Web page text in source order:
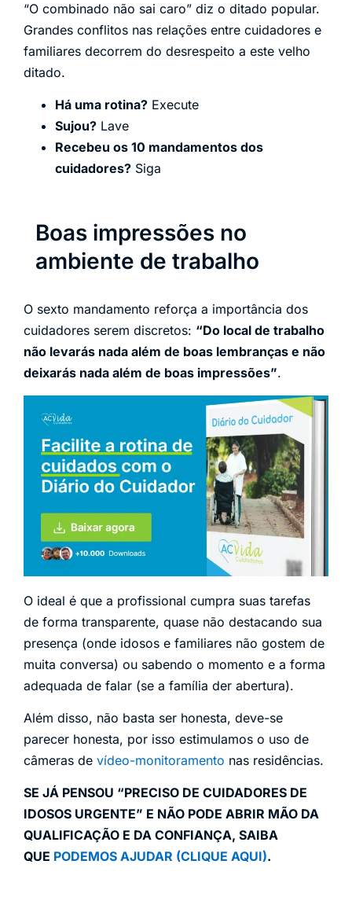
“O combinado não sai caro” diz o ditado popular.
Grandes conflitos nas relações entre cuidadores e
familiares decorrem do desrespeito a este velho
ditado.
Há uma rotina? Execute
Sujou? Lave
Recebeu os 10 mandamentos dos
cuidadores? Siga
Boas impressões no
ambiente de trabalho
O sexto mandamento reforça a importância dos
cuidadores serem discretos: “Do local de trabalho
não levarás nada além de boas lembranças e não
deixarás nada além de boas impressões”.
O ideal é que a profissional cumpra suas tarefas
de forma transparente, quase não destacando sua
presença (onde idosos e familiares não gostem de
muita conversa) ou sabendo o momento e a forma
adequada de falar (se a família der abertura).
Além disso, não basta ser honesta, deve-se
parecer honesta, por isso estimulamos o uso de
câmeras de vídeo-monitoramento nas residências.
SE JÁ PENSOU “PRECISO DE CUIDADORES DE
IDOSOS URGENTE” E NÃO PODE ABRIR MÃO DA
QUALIFICAÇÃO E DA CONFIANÇA, SAIBA
QUE PODEMOS AJUDAR (CLIQUE AQUI).